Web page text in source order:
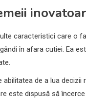
caracteristici care o
în afara cutiei. Ea
abilitatea de a lua
este dispusă să